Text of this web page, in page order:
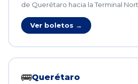
de Querétaro hacia la Terminal
Ver boletos →
🚌Querétaro